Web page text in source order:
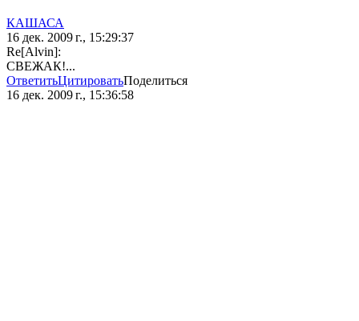
КАШАСА
16 дек. 2009 г., 15:29:37
Re[Alvin]:
СВЕЖАК!...
ОтветитьЦитироватьПоделиться
16 дек. 2009 г., 15:36:58